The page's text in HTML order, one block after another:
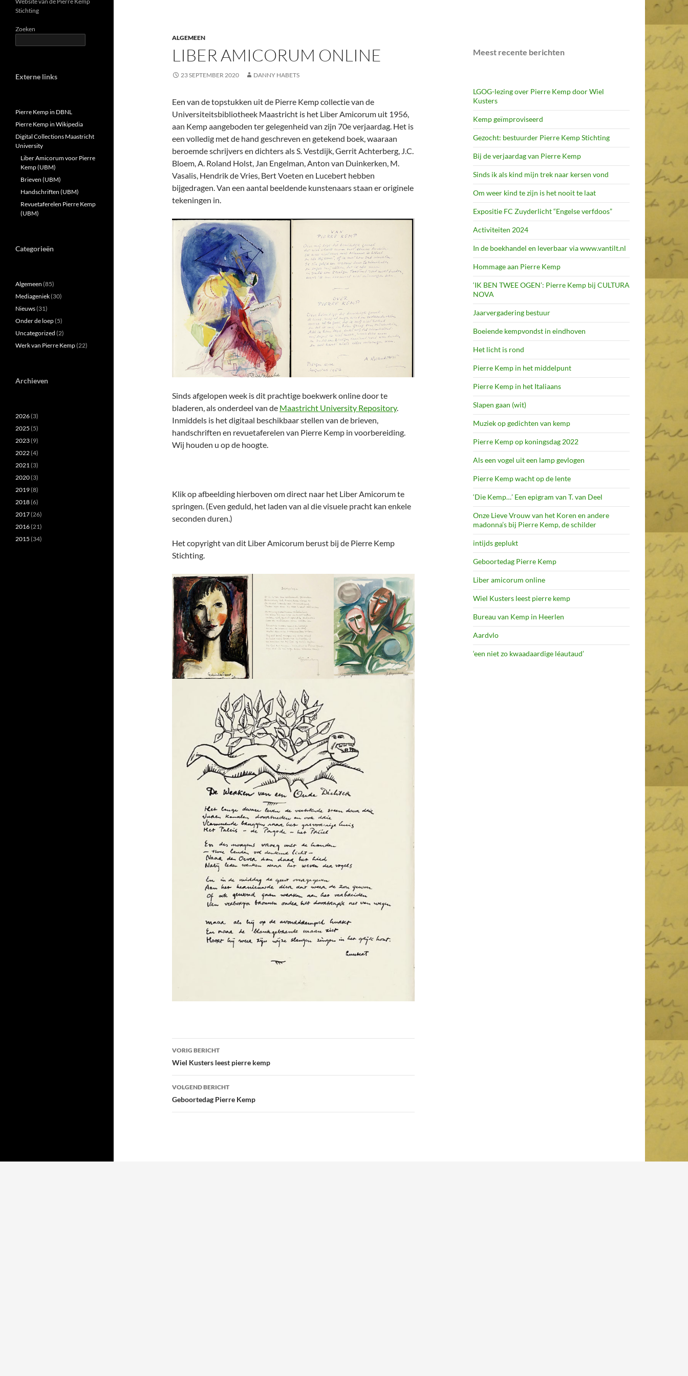
ALGEMEEN
LIBER AMICORUM ONLINE
23 SEPTEMBER 2020 DANNY HABETS
Een van de topstukken uit de Pierre Kemp collectie van de
Universiteitsbibliotheek Maastricht is het Liber Amicorum uit 1956,
aan Kemp aangeboden ter gelegenheid van zijn 70e verjaardag. Het is
een volledig met de hand geschreven en getekend boek, waaraan
beroemde schrijvers en dichters als S. Vestdijk, Gerrit Achterberg, J.C.
Bloem, A. Roland Holst, Jan Engelman, Anton van Duinkerken, M.
Vasalis, Hendrik de Vries, Bert Voeten en Lucebert hebben
bijgedragen. Van een aantal beeldende kunstenaars staan er originele
tekeningen in.
Sinds afgelopen week is dit prachtige boekwerk online door te
bladeren, als onderdeel van de Maastricht University Repository.
Inmiddels is het digitaal beschikbaar stellen van de brieven,
handschriften en revuetaferelen van Pierre Kemp in voorbereiding.
Wij houden u op de hoogte.
Klik op afbeelding hierboven om direct naar het Liber Amicorum te
springen. (Even geduld, het laden van al die visuele pracht kan enkele
seconden duren.)
Het copyright van dit Liber Amicorum berust bij de Pierre Kemp
Stichting.
Bericht
navigatie
VORIG BERICHT
Wiel Kusters leest pierre kemp
VOLGEND BERICHT
Geboortedag Pierre Kemp
Meest recente berichten
LGOG-lezing over Pierre Kemp door Wiel
Kusters
Kemp geïmproviseerd
Gezocht: bestuurder Pierre Kemp Stichting
Bij de verjaardag van Pierre Kemp
Sinds ik als kind mijn trek naar kersen vond
Om weer kind te zijn is het nooit te laat
Expositie FC Zuyderlicht “Engelse verfdoos”
Activiteiten 2024
In de boekhandel en leverbaar via www.vantilt.nl
Hommage aan Pierre Kemp
‘IK BEN TWEE OGEN’: Pierre Kemp bij CULTURA
NOVA
Jaarvergadering bestuur
Boeiende kempvondst in eindhoven
Het licht is rond
Pierre Kemp in het middelpunt
Pierre Kemp in het Italiaans
Slapen gaan (wit)
Muziek op gedichten van kemp
Pierre Kemp op koningsdag 2022
Als een vogel uit een lamp gevlogen
Pierre Kemp wacht op de lente
‘Die Kemp…’ Een epigram van T. van Deel
Onze Lieve Vrouw van het Koren en andere
madonna’s bij Pierre Kemp, de schilder
intijds geplukt
Geboortedag Pierre Kemp
Liber amicorum online
Wiel Kusters leest pierre kemp
Bureau van Kemp in Heerlen
Aardvlo
‘een niet zo kwaadaardige léautaud’
Stichting
Zoeken
Externe links
Pierre Kemp in DBNL
Pierre Kemp in Wikipedia
Digital Collections Maastricht
University
Liber Amicorum voor Pierre
Kemp (UBM)
Brieven (UBM)
Handschriften (UBM)
Revuetaferelen Pierre Kemp
(UBM)
Categorieën
Algemeen (85)
Mediageniek(30)
Nieuws(31)
Onder de loep(5)
Uncategorized (2)
Werk van Pierre Kemp(22)
Archieven
2026(3)
2025 (5)
2023(9)
2022(4)
2021(3)
2020(3)
2019(8)
2018(6)
2017(26)
2016(21)
2015 (34)